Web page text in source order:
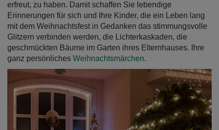
erfreut, zu haben. Damit schaffen Sie lebendige
Erinnerungen für sich und Ihre Kinder, die ein Leben lang
mit dem Weihnachtsfest in Gedanken das stimmungsvolle
Glitzern verbinden werden, die Lichterkaskaden, die
geschmückten Bäume im Garten ihres Elternhauses. Ihre
ganz persönliches Weihnachtsmärchen.